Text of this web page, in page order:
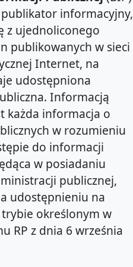
informacyjny,
z ujednoliconego
publikowanych w sieci
Internet, na
udostępniona
Informacją
każda informacja o
w rozumieniu
do informacji
w posiadaniu
publicznej,
udostępnieniu na
trybie określonym w
RP z dnia 6 września